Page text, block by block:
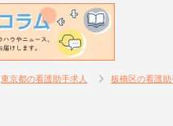
東京都の看護助手求人 板橋区の看護